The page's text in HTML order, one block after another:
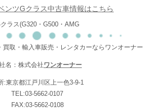
ンツGクラス中古車情報はこちら
ラス(G320・G500・AMG
買取・輸入車販売・レンタカーならワンオーナー
名：株式会社ワンオーナー
:東京都江戸川区上一色3-9-1
TEL:03-5662-0107
FAX:03-5662-0108